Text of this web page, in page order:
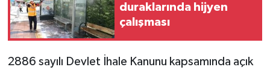
duraklarında hijyen
çalışması
2886 sayılı Devlet İhale Kanunu kapsamında açık